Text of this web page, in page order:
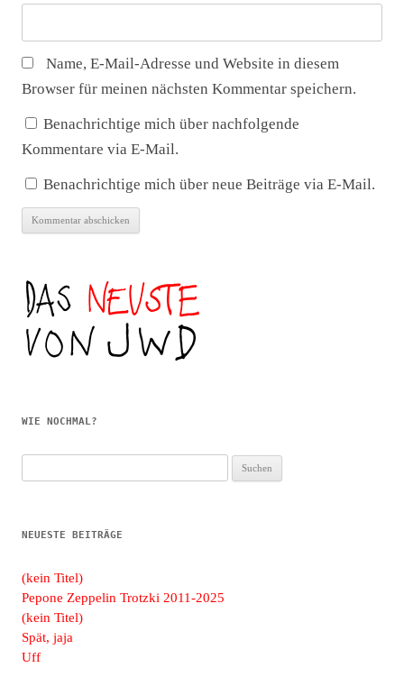
Name, E-Mail-Adresse und Website in diesem
Browser für meinen nächsten Kommentar speichern.
Benachrichtige mich über nachfolgende
Kommentare via E-Mail.
Benachrichtige mich über neue Beiträge via E-Mail.
WIE NOCHMAL?
nach:
NEUESTE BEITRÄGE
(kein Titel)
Pepone Zeppelin Trotzki 2011-2025
(kein Titel)
Spät, jaja
Uff